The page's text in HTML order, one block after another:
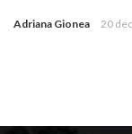
Adriana Gionea 20